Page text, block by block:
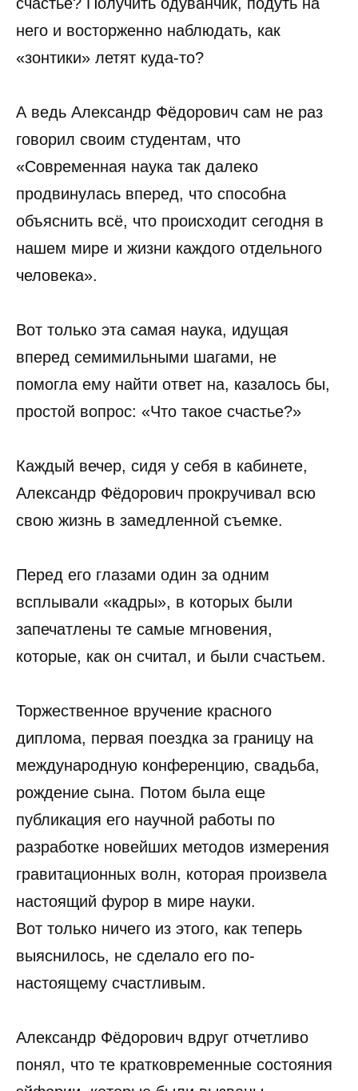
него и восторженно наблюдать, как
«зонтики» летят куда-то?
А ведь Александр Фёдорович сам не раз
говорил своим студентам, что
«Современная наука так далеко
продвинулась вперед, что способна
объяснить всё, что происходит сегодня в
нашем мире и жизни каждого отдельного
человека».
Вот только эта самая наука, идущая
вперед семимильными шагами, не
помогла ему найти ответ на, казалось бы,
простой вопрос: «Что такое счастье?»
Каждый вечер, сидя у себя в кабинете,
Александр Фёдорович прокручивал всю
свою жизнь в замедленной съемке.
Перед его глазами один за одним
всплывали «кадры», в которых были
запечатлены те самые мгновения,
которые, как он считал, и были счастьем.
Торжественное вручение красного
диплома, первая поездка за границу на
международную конференцию, свадьба,
рождение сына. Потом была еще
публикация его научной работы по
разработке новейших методов измерения
гравитационных волн, которая произвела
настоящий фурор в мире науки.
Вот только ничего из этого, как теперь
выяснилось, не сделало его по-
настоящему счастливым.
Александр Фёдорович вдруг отчетливо
понял, что те кратковременные состояния